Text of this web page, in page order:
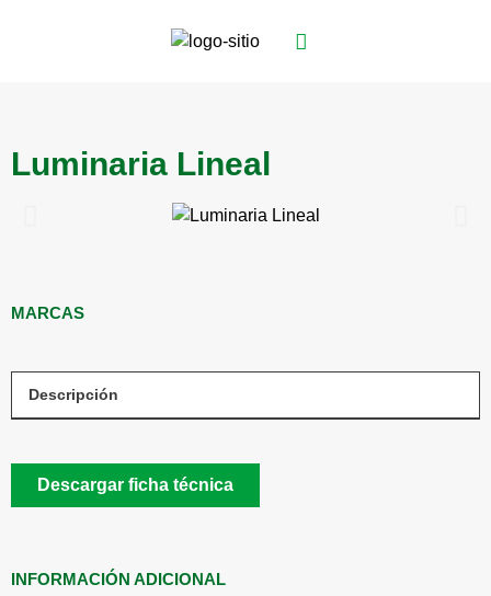
Luminaria Lineal
MARCAS
Descripción
Descargar ficha técnica
INFORMACIÓN ADICIONAL